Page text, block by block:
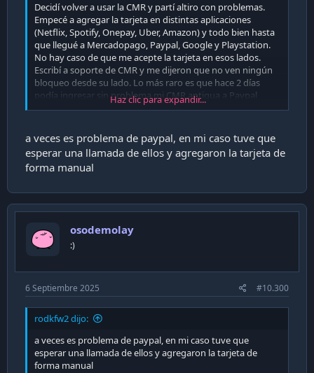
Decidí volver a usar la CMR y partí altiro con problemas.
Empecé a agregar la tarjeta en distintas aplicaciones
(Netflix, Spotify, Onepay, Uber, Amazon) y todo bien hasta
que llegué a Mercadopago, Paypal, Google y Playstation.
No hay caso de que me acepte la tarjeta en esos lados.
Escribí a soporte de CMR y me dijeron que no ven ningún
bloqueo desde su lado. Lo más raro es que hace 2 días
podía ingresar sin problema mi CMR antigua a Paypal
(después hice el cambio de tarjeta de la negra a la verde y
CMR nueva y tampoco me funcionó.
¿Alguien sabe por qué será? 😢
Haz clic para expandir...
a veces es problema de paypal, en mi caso tuve que
esperar una llamada de ellos y agregaron la tarjeta de
forma manual
osodemolay
:)
6 Septiembre 2025 #10.300
rodkfw2 dijo:
a veces es problema de paypal, en mi caso tuve que
esperar una llamada de ellos y agregaron la tarjeta de
forma manual